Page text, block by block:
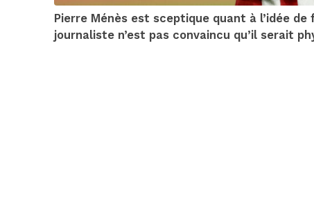
Pierre Ménès est sceptique quant à l’idée de
journaliste n’est pas convaincu qu’il serait